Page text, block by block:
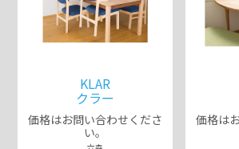
KLAR
クラー
価格はお問い合わせくださ
い。
価格は